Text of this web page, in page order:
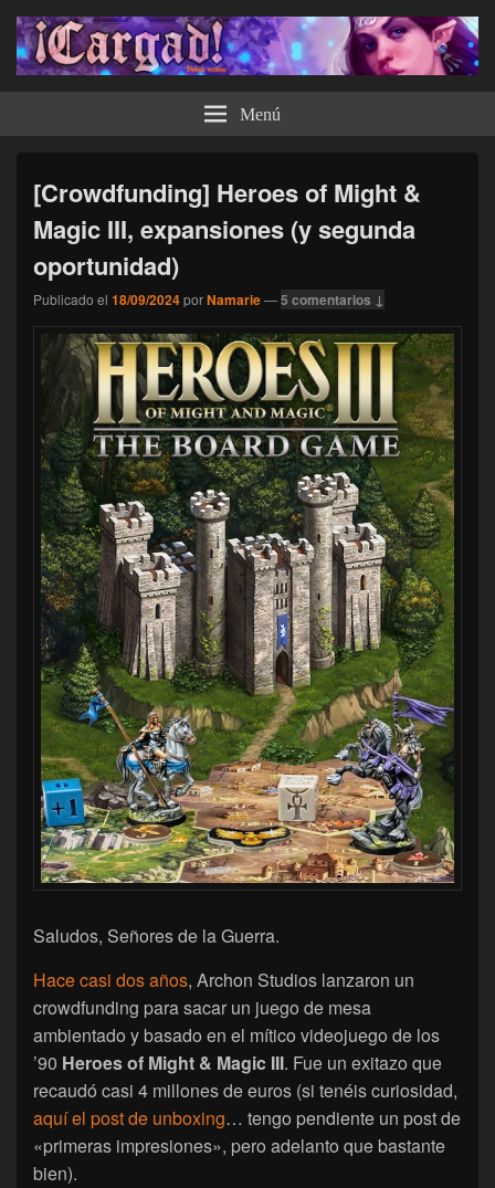
¡Cargad! Menú
[Crowdfunding] Heroes of Might &
Magic III, expansiones (y segunda
oportunidad)
Publicado el 18/09/2024porNamarie—5 comentarios ↓
Saludos, Señores de la Guerra.
Hace casi dos años, Archon Studios lanzaron un
crowdfunding para sacar un juego de mesa
ambientado y basado en el mítico videojuego de los
’90 Heroes of Might & Magic III. Fue un exitazo que
recaudó casi 4 millones de euros (si tenéis curiosidad,
aquí el post de unboxing… tengo pendiente un post de
«primeras impresiones», pero adelanto que bastante
bien).